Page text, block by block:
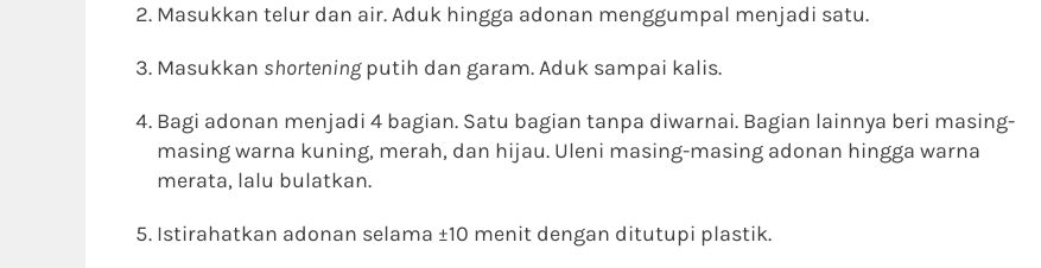
Masukkan telur dan air. Aduk hingga adonan menggumpal menjadi satu.
Masukkan shorteningputih dan garam. Aduk sampai kalis.
Bagi adonan menjadi 4 bagian. Satu bagian tanpa diwarnai. Bagian lainnya beri masing-
masing warna kuning, merah, dan hijau. Uleni masing-masing adonan hingga warna
merata, lalu bulatkan.
Istirahatkan adonan selama ±10 menit dengan ditutupi plastik.